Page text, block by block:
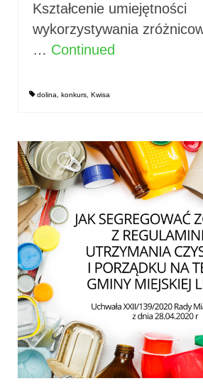
Kształcenie umiejętności
wykorzystywania
… Continued
dolina konkurs Kwisa